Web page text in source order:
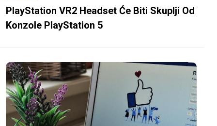
PlayStation VR2 Headset Će Biti Skuplji Od
Konzole PlayStation 5